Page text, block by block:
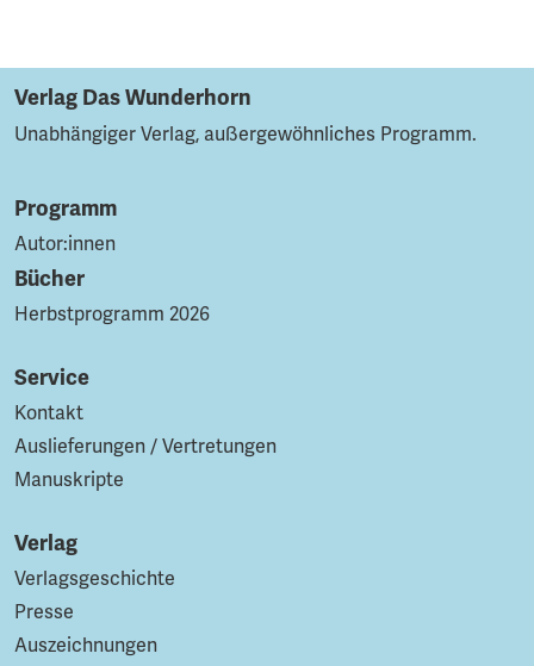
Verlag Das Wunderhorn
Unabhängiger Verlag, außergewöhnliches Programm.
Programm
Autor:innen
Bücher
Herbstprogramm 2026
Service
Kontakt
Auslieferungen / Vertretungen
Manuskripte
Verlag
Verlagsgeschichte
Presse
Auszeichnungen